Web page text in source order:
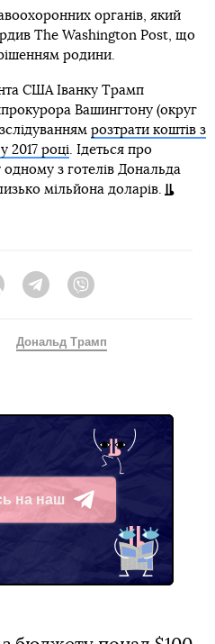
органів, який
The Washington Post, що
родини.
США Іванку Трамп
Вашингтону (округ
розтрати коштів з
2017 році. Ідеться про
з готелів Дональда
мільйона доларів.
Twitter Telegram
Дональд Трамп
на наш